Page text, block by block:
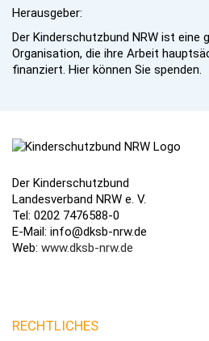
Herausgeber:
Der Kinderschutzbund NRW ist eine
Organisation, die ihre Arbeit
finanziert. Hier können Sie spenden.
Der Kinderschutzbund
Landesverband NRW e. V.
Tel: 0202 7476588-0
E-Mail: info@dksb-nrw.de
Web: www.dksb-nrw.de
RECHTLICHES